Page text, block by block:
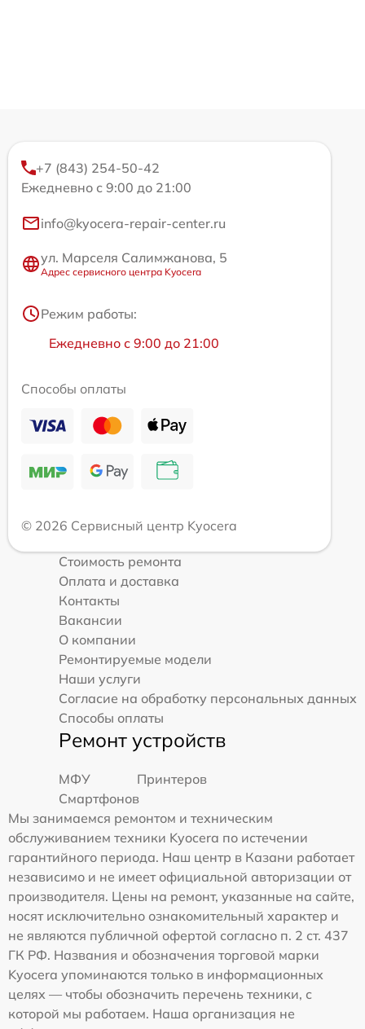
+7 (843) 254-50-42
Ежедневно с 9:00 до 21:00
info@kyocera-repair-center.ru
ул. Марселя Салимжанова, 5
Адрес сервисного центра Kyocera
Режим работы:
Ежедневно с 9:00 до 21:00
Способы оплаты
© 2026 Сервисный центр Kyocera
Стоимость ремонта
Оплата и доставка
Контакты
Вакансии
О компании
Ремонтируемые модели
Наши услуги
Согласие на обработку персональных данных
Способы оплаты
Ремонт устройств
МФУ
Принтеров
Смартфонов
Мы занимаемся ремонтом и техническим
обслуживанием техники Kyocera по истечении
гарантийного периода. Наш центр в Казани работает
независимо и не имеет официальной авторизации от
производителя. Цены на ремонт, указанные на сайте,
носят исключительно ознакомительный характер и
не являются публичной офертой согласно п. 2 ст. 437
ГК РФ. Названия и обозначения торговой марки
Kyocera упоминаются только в информационных
целях — чтобы обозначить перечень техники, с
которой мы работаем. Наша организация не